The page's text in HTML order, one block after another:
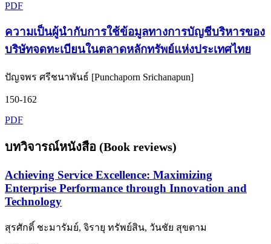
PDF
ความเป็นผู้นำกับการใช้ข้อมูลทางการบัญชีบริหารของ
บริษัทจดทะเบียนในตลาดหลักทรัพย์แห่งประเทศไทย
ปัญจพร ศรีชนาพันธ์ [Punchaporn Srichanapun]
150-162
PDF
บทวิจารณ์หนังสือ (Book reviews)
Achieving Service Excellence: Maximizing
Enterprise Performance through Innovation and
Technology
สุรศักดิ์ ชะมารัมย์, จิรายุ ทรัพย์สิน, วันชัย สุขตาม